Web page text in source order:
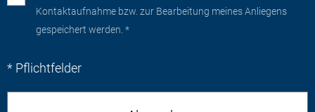
Kontaktaufnahme bzw. zur Bearbeitung meines Anliegens
gespeichert werden. *
* Pflichtfelder